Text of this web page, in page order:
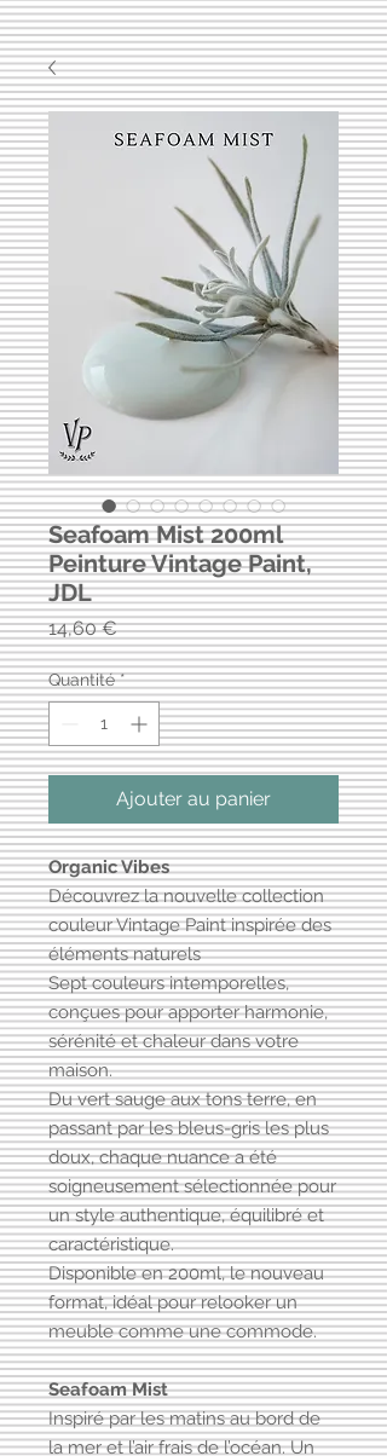
Seafoam Mist 200ml
Peinture Vintage Paint,
JDL
14,60 €Prix
Quantité *
Ajouter au panier
Organic Vibes
Découvrez la nouvelle collection
couleur Vintage Paint inspirée des
éléments naturels
Sept couleurs intemporelles,
conçues pour apporter harmonie,
sérénité et chaleur dans votre
maison.
Du vert sauge aux tons terre, en
passant par les bleus-gris les plus
doux, chaque nuance a été
soigneusement sélectionnée pour
un style authentique, équilibré et
caractéristique.
Disponible en 200ml, le nouveau
format, idéal pour relooker un
meuble comme une commode.
Seafoam Mist
Inspiré par les matins au bord de
la mer et l’air frais de l’océan. Un